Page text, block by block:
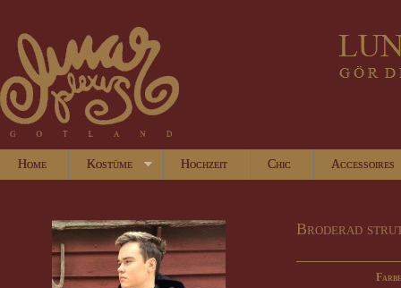
Home Kostüme Hochzeit Chic Accessoires
Broderad